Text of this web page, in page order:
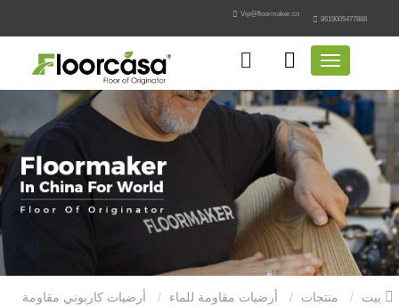
8619005477888
Vip@floormaker.cn
منتجات أرضيات مقاومة للماء أرضيات كاربوني مقاومة